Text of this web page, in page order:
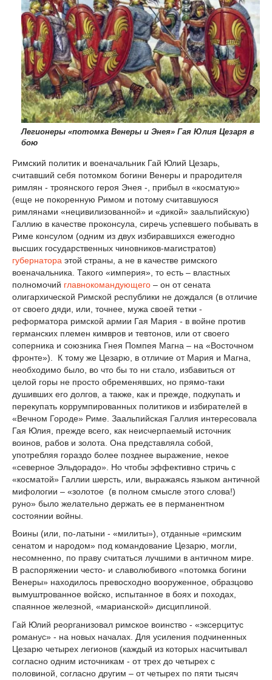
Легионеры «потомка Венеры и Энея» Гая Юлия Цезаря в
бою
Римский политик и военачальник Гай Юлий Цезарь,
считавший себя потомком богини Венеры и прародителя
римлян - троянского героя Энея -, прибыл в «косматую»
(еще не покоренную Римом и потому считавшуюся
римлянами «нецивилизованной» и «дикой» заальпийскую)
Галлию в качестве проконсула, сиречь успевшего побывать в
Риме консулом (одним из двух избиравшихся ежегодно
высших государственных чиновников-магистратов)
губернатора этой страны, а не в качестве римского
военачальника. Такого «империя», то есть – властных
полномочий главнокомандующего – он от сената
олигархической Римской республики не дождался (в отличие
от своего дяди, или, точнее, мужа своей тетки -
реформатора римской армии Гая Мария - в войне против
германских племен кимвров и тевтонов, или от своего
соперника и союзника Гнея Помпея Магна – на «Восточном
фронте»). К тому же Цезарю, в отличие от Мария и Магна,
необходимо было, во что бы то ни стало, избавиться от
целой горы не просто обременявших, но прямо-таки
душивших его долгов, а также, как и прежде, подкупать и
перекупать коррумпированных политиков и избирателей в
«Вечном Городе» Риме. Заальпийская Галлия интересовала
Гая Юлия, прежде всего, как неисчерпаемый источник
воинов, рабов и золота. Она представляла собой,
употребляя гораздо более позднее выражение, некое
«северное Эльдорадо». Но чтобы эффективно стричь с
«косматой» Галлии шерсть, или, выражаясь языком античной
мифологии – «золотое (в полном смысле этого слова!)
руно» было желательно держать ее в перманентном
состоянии войны.
Воины (или, по-латыни - «милиты»), отданные «римским
сенатом и народом» под командование Цезарю, могли,
несомненно, по праву считаться лучшими в античном мире.
В распоряжении често- и славолюбивого «потомка богини
Венеры» находилось превосходно вооруженное, образцово
вымуштрованное войско, испытанное в боях и походах,
спаянное железной, «марианской» дисциплиной.
Гай Юлий реорганизовал римское воинство - «эксерцитус
романус» - на новых началах. Для усиления подчиненных
Цезарю четырех легионов (каждый из которых насчитывал
согласно одним источникам - от трех до четырех с
половиной, согласно другим – от четырех по пяти тысяч